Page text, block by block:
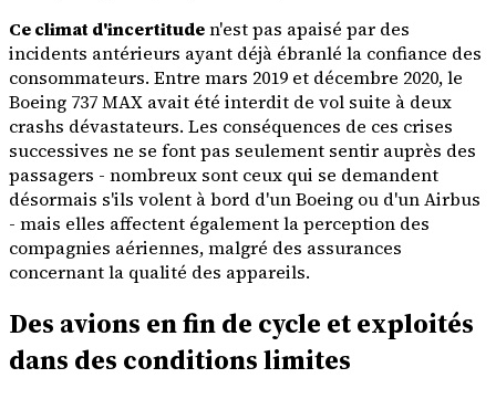
Ce climat d'incertituden'est pas apaisé par des
incidents antérieurs ayant déjà ébranlé la confiance des
consommateurs. Entre mars 2019 et décembre 2020, le
Boeing 737 MAX avait été interdit de vol suite à deux
crashs dévastateurs. Les conséquences de ces crises
successives ne se font pas seulement sentir auprès des
passagers - nombreux sont ceux qui se demandent
désormais s'ils volent à bord d'un Boeing ou d'un Airbus
- mais elles affectent également la perception des
compagnies aériennes, malgré des assurances
concernant la qualité des appareils.
Des avions en fin de cycle et exploités
dans des conditions limites